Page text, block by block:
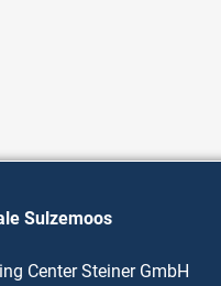
Sulzemoos
Center Steiner GmbH